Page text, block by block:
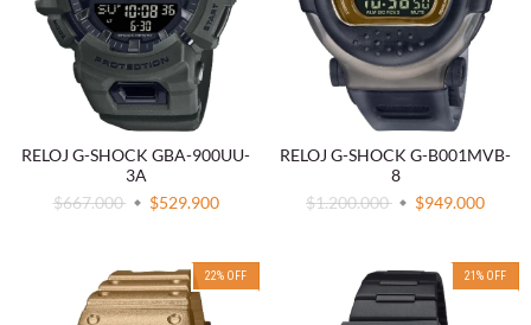
RELOJ G-SHOCK GBA-900UU-
3A
$667.000
$529.900
RELOJ G-SHOCK G-B001MVB-
8
$1.200.000
$949.000
22% OFF 21 % OFF